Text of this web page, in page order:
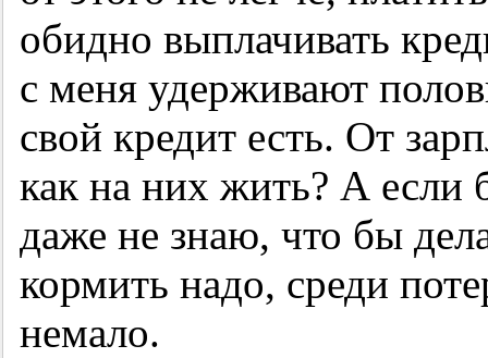
обидно выплачивать
с меня удерживают
свой кредит есть. От
как на них жить? А
даже не знаю, что бы
кормить надо, среди
немало.